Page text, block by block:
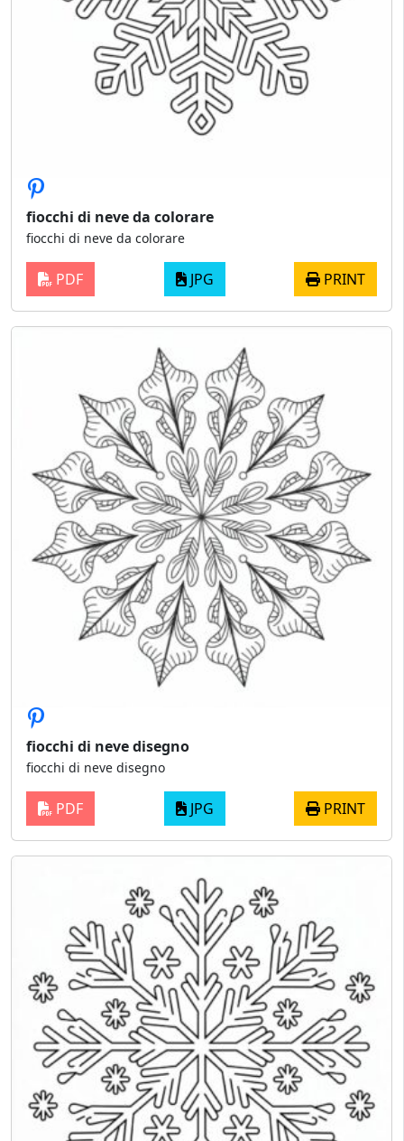
fiocchi di neve da colorare
fiocchi di neve da colorare
PDF JPG PRINT
fiocchi di neve disegno
fiocchi di neve disegno
PDF JPG PRINT